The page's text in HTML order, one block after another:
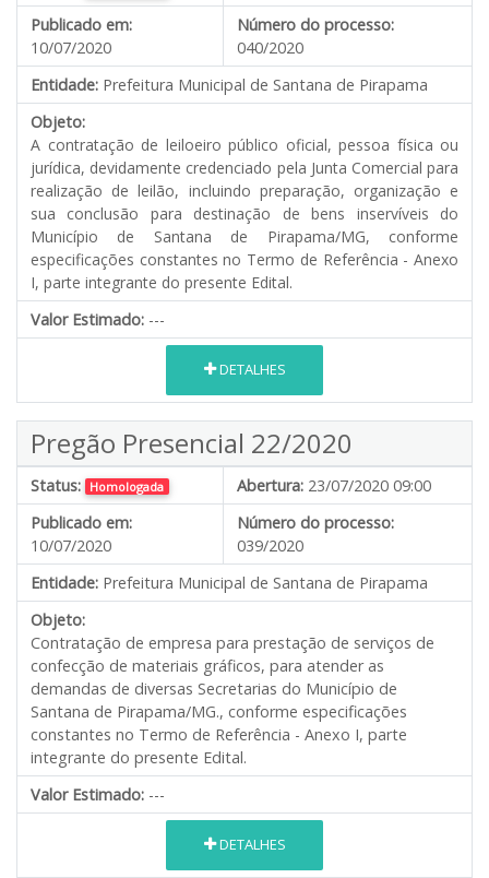
Publicado em:
10/07/2020
Número do processo:
040/2020
Entidade: Prefeitura Municipal de Santana de Pirapama
Objeto:
A contratação de leiloeiro público oficial, pessoa física ou
jurídica, devidamente credenciado pela Junta Comercial para
realização de leilão, incluindo preparação, organização e
sua conclusão para destinação de bens inservíveis do
Município de Santana de Pirapama/MG, conforme
especificações constantes no Termo de Referência - Anexo
I, parte integrante do presente Edital.
Valor Estimado: ---
DETALHES
Pregão Presencial 22/2020
Status: Homologada Abertura: 23/07/2020 09:00
Publicado em:
10/07/2020
Número do processo:
039/2020
Entidade: Prefeitura Municipal de Santana de Pirapama
Objeto:
Contratação de empresa para prestação de serviços de
confecção de materiais gráficos, para atender as
demandas de diversas Secretarias do Município de
Santana de Pirapama/MG., conforme especificações
constantes no Termo de Referência - Anexo I, parte
integrante do presente Edital.
Valor Estimado: ---
DETALHES